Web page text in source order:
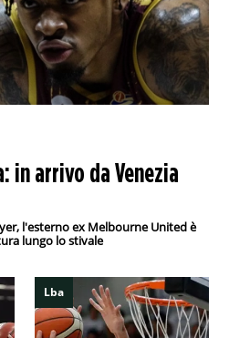
in arrivo da Venezia
l'esterno ex Melbourne United è
lungo lo stivale
Lba